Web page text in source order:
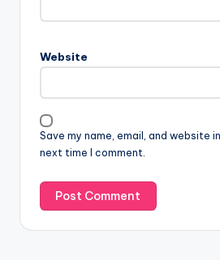
Website
Save my name, email, and website
next time I comment.